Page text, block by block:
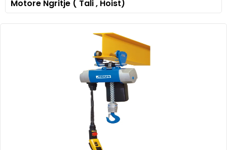
Motore Ngritje ( Tali , Hoist)